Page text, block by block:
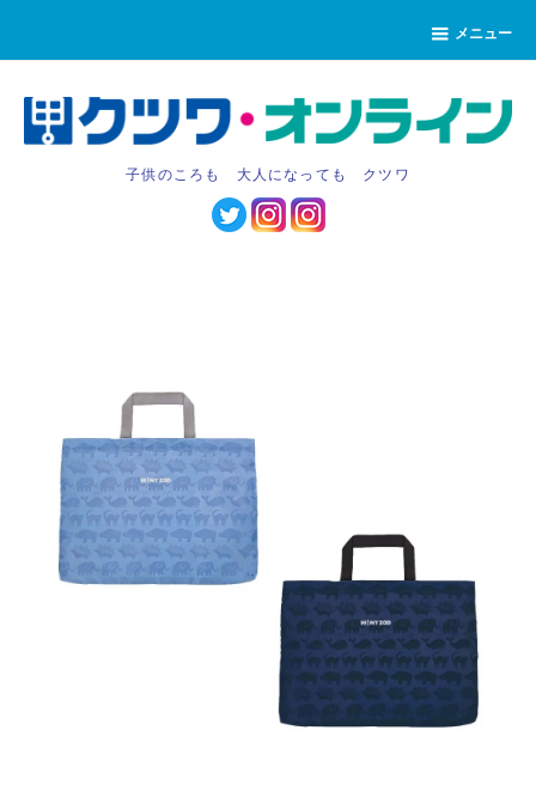
メニュー
子供のころも 大人になっても クツワ